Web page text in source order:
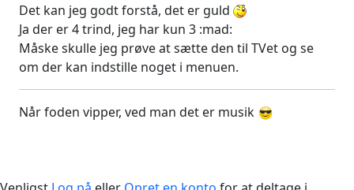
Det kan jeg godt forstå, det er guld
Ja der er 4 trind, jeg har kun 3 :mad:
Måske skulle jeg prøve at sætte den til TVet og se
om der kan indstille noget i menuen.
Når foden vipper, ved man det er musik